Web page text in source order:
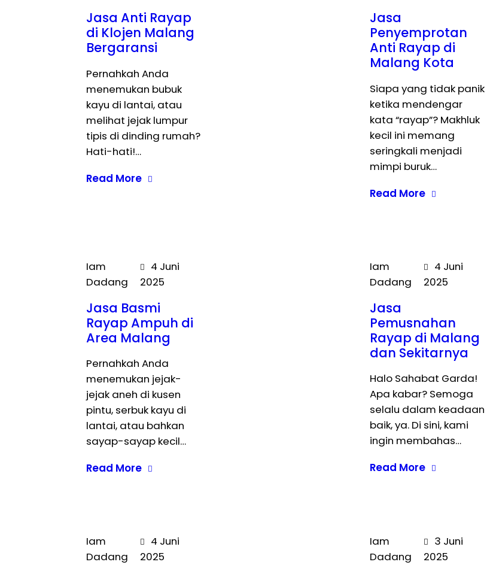
Jasa Anti Rayap
di Klojen Malang
Bergaransi
Pernahkah Anda
menemukan bubuk
kayu di lantai, atau
melihat jejak lumpur
tipis di dinding rumah?
Hati-hati!…
Read More
Jasa
Penyemprotan
Anti Rayap di
Malang Kota
Siapa yang tidak panik
ketika mendengar
kata “rayap”? Makhluk
kecil ini memang
seringkali menjadi
mimpi buruk…
Read More
Iam
Dadang
4 Juni
2025
Jasa Basmi
Rayap Ampuh di
Area Malang
Pernahkah Anda
menemukan jejak-
jejak aneh di kusen
pintu, serbuk kayu di
lantai, atau bahkan
sayap-sayap kecil…
Read More
Iam
Dadang
4 Juni
2025
Jasa
Pemusnahan
Rayap di Malang
dan Sekitarnya
Halo Sahabat Garda!
Apa kabar? Semoga
selalu dalam keadaan
baik, ya. Di sini, kami
ingin membahas…
Read More
Iam
Dadang
4 Juni
2025
Iam
Dadang
3 Juni
2025